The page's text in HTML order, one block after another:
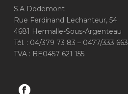
S.A Dodemont
Rue Ferdinand Lechanteur, 54
4681 Hermalle-Sous-Argenteau
Tél. : 04/379 73 83 – 0477/333 663
TVA : BE0457 621 155